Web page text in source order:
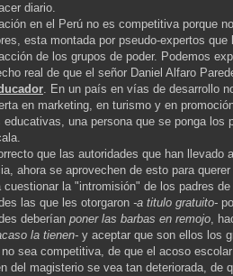
diario.
en el Perú no es competitiva porque
esta montada por pseudo-expertos
de los grupos de poder. Podemos
real de que el señor Daniel Alfaro
. En un país en vías de desarrollo
en marketing, en turismo y en
educativas, una persona que se ponga los
que las autoridades que han llevado
ahora se aprovechen de esto para
cuestionar la "intromisión" de los padres
las que les otorgaron -a titulo gratuito-
deberían poner las barbas en remojo,
la tienen- y aceptar que son ellos los
no sea competitiva, de que el acoso
del magisterio se vea tan deteriorada,